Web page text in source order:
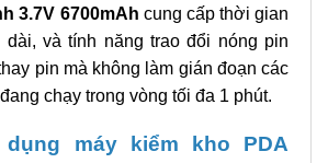
3.7V 6700mAh cung cấp thời gian
dài, và tính năng trao đổi nóng pin
pin mà không làm gián đoạn các
chạy trong vòng tối đa 1 phút.
máy kiểm kho PDA